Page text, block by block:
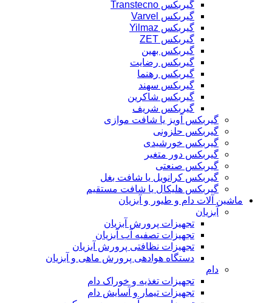
گیربکس Transtecno
گیربکس Varvel
گیربکس Yilmaz
گیربکس ZET
گیربکس بهین
گیربکس رضایت
گیربکس رهنما
گیربکس سهند
گیربکس شاکرین
گیربکس شریف
گیربکس آویز یا شافت موازی
گیربکس حلزونی
گیربکس خورشیدی
گیربکس دور متغیر
گیربکس صنعتی
گیربکس کرانویل یا شافت بغل
گیربکس هلیکال یا شافت مستقیم
ماشین آلات دام و طیور و آبزیان
آبزیان
تجهیزات پرورش آبزیان
تجهیزات تصفیه آب آبزیان
تجهیزات نظافتی پرورش آبزیان
دستگاه هوادهی پرورش ماهی و آبزیان
دام
تجهیزات تغذیه و خوراک دام
تجهیزات تیمار و آسایش دام